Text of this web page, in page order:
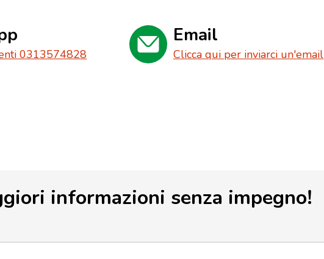
0313574828
Email
Clicca qui per inviarci un'email
informazioni senza impegno!